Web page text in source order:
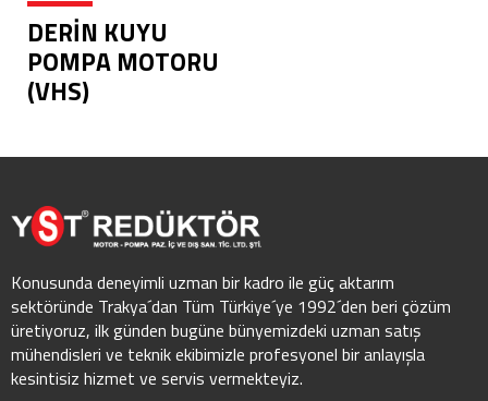
DERİN KUYU
POMPA MOTORU
(VHS)
Konusunda deneyimli uzman bir kadro ile güç aktarım
sektöründe Trakya´dan Tüm Türkiye´ye 1992´den beri çözüm
üretiyoruz, ilk günden bugüne bünyemizdeki uzman satış
mühendisleri ve teknik ekibimizle profesyonel bir anlayışla
kesintisiz hizmet ve servis vermekteyiz.